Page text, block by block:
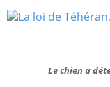
Le chien a